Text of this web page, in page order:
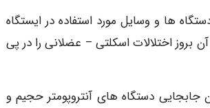
ها و وسایل مورد استفاده در ایستگاه
اختلالات اسکلتی – عضلانی را در پی
جابجایی دستگاه های آنتروپومتر حجیم و